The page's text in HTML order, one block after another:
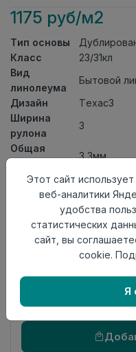
1175 руб/м2
Тип основы
Класс
23/31кл
Вид
линолеума
Бытовой
Дизайн
Техас3
Ширина
рулона
3
Общая
3,3мм
Толщина
защитного
0,30мм
АктуальностьАктуален
Страна
происхождения
Россия
Осталось18.15 пог. м
Этот сайт
веб-аналитики
удобства
статистических
сайт, вы
cookie.
Я